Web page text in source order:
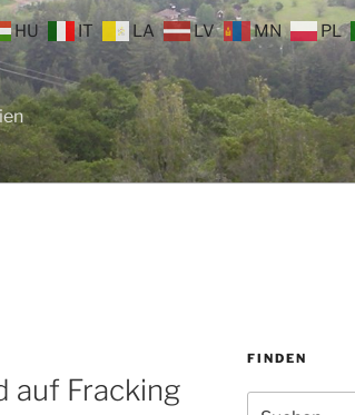
auf Fracking
FINDEN
HU IT LA LV MN PL